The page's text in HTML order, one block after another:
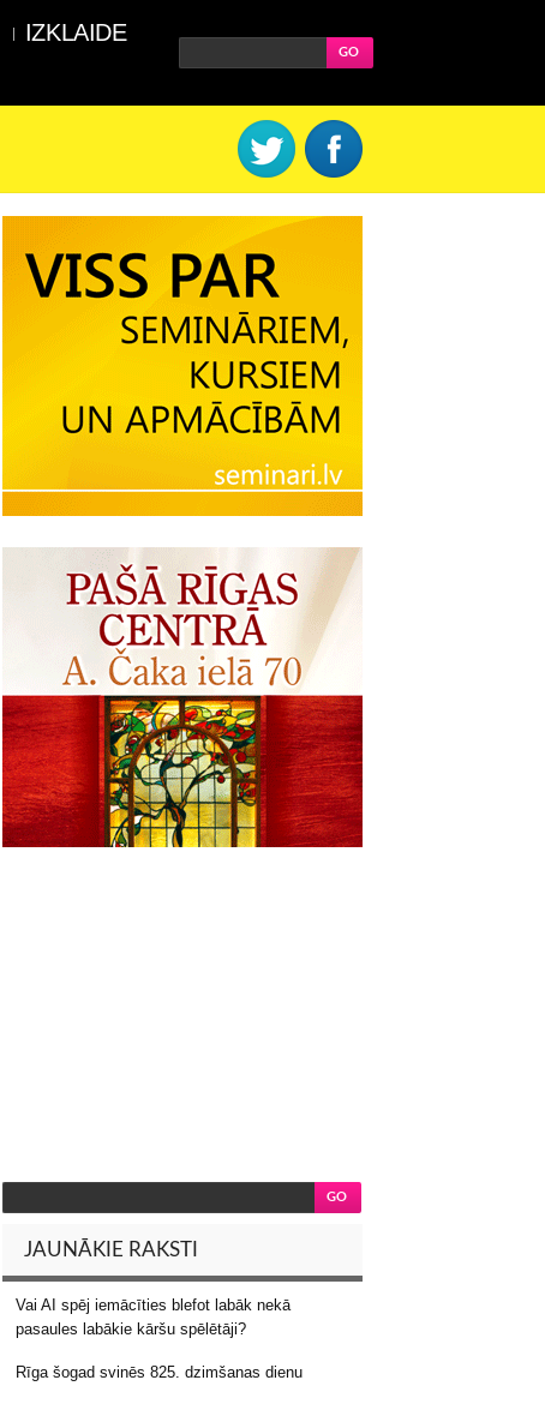
IZKLAIDE
JAUNĀKIE RAKSTI
Vai AI spēj iemācīties blefot labāk nekā
pasaules labākie kāršu spēlētāji?
Rīga šogad svinēs 825. dzimšanas dienu